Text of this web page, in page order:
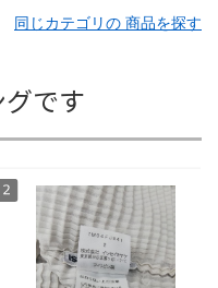
同じカテゴリの 商品を探す
です